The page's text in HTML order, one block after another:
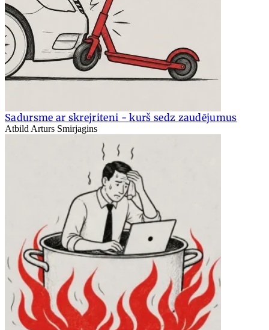
Sadursme ar skrejriteni - kurš sedz zaudējumus
Atbild Arturs Smirjagins